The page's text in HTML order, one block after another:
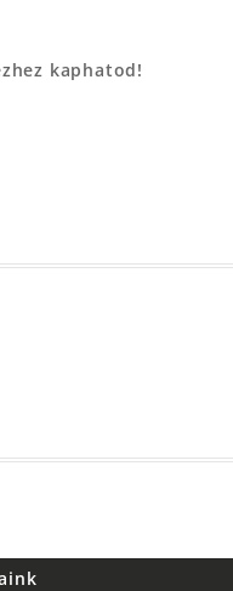
kaphatod!